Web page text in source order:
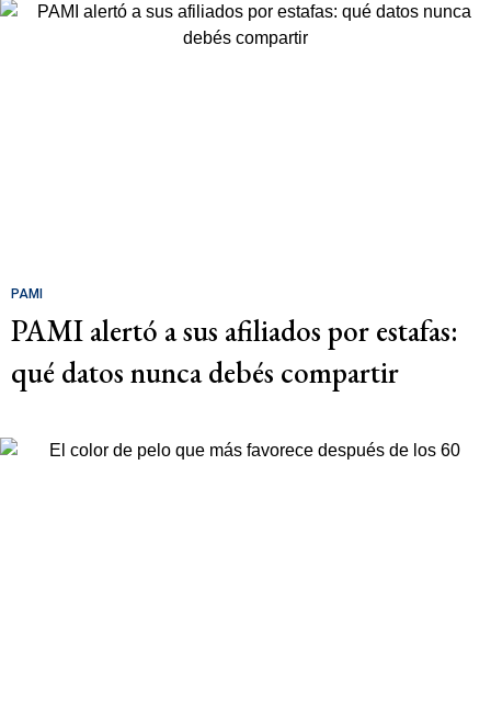
PAMI
PAMI alertó a sus afiliados por estafas:
qué datos nunca debés compartir